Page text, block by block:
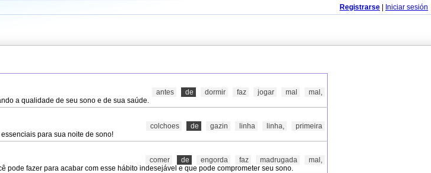
Registrarse Iniciar sesión
antes
de dormir faz jogar mal
mal,
a qualidade de seu sono e de sua saúde.
colchoes
de gazin linha linha,
primeira
para sua noite de sono!
comer
de engorda faz madrugada
mal,
pode fazer para acabar com esse hábito indesejável e que pode comprometer seu sono.